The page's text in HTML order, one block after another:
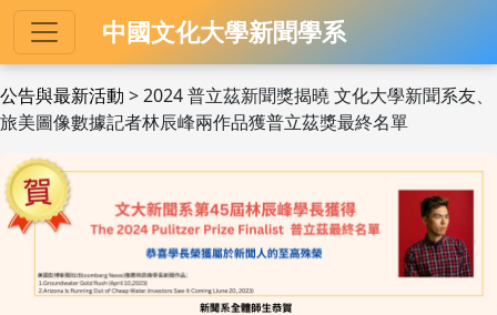
中國文化大學新聞學系
公告與最新活動 > 2024 普立茲新聞獎揭曉 文化大學新聞系友、
旅美圖像數據記者林辰峰兩作品獲普立茲獎最終名單